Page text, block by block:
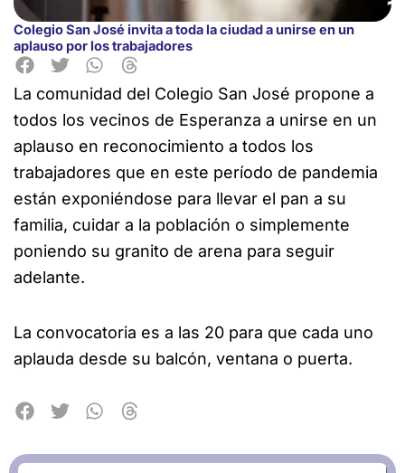
Colegio San José invita a toda la ciudad a unirse en un
aplauso por los trabajadores
La comunidad del Colegio San José propone a
todos los vecinos de Esperanza a unirse en un
aplauso en reconocimiento a todos los
trabajadores que en este período de pandemia
están exponiéndose para llevar el pan a su
familia, cuidar a la población o simplemente
poniendo su granito de arena para seguir
adelante.
La convocatoria es a las 20 para que cada uno
aplauda desde su balcón, ventana o puerta.